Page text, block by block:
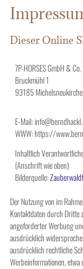
Dieser Online
7P-HORSES GmbH & Co.
Bruckmühl 1
93185
E-Mail:
WWW: https://
Inhaltlich
(Anschrift wie oben)
Bilderquelle:
Der Nutzung von im
Kontaktdaten durch
angeforderter Werbung
ausdrücklich
ausdrücklich rechtliche
Werbeinformationen,